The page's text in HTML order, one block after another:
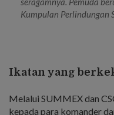
Kumpulan Perlindungan
Ikatan yang
Melalui SUMMEX dan
kepada para komander